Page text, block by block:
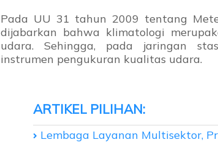
Pada UU 31 tahun 2009 tentang
dijabarkan bahwa klimatologi
udara. Sehingga, pada jaringan
instrumen pengukuran kualitas udara.
Lembaga Layanan Multisektor,